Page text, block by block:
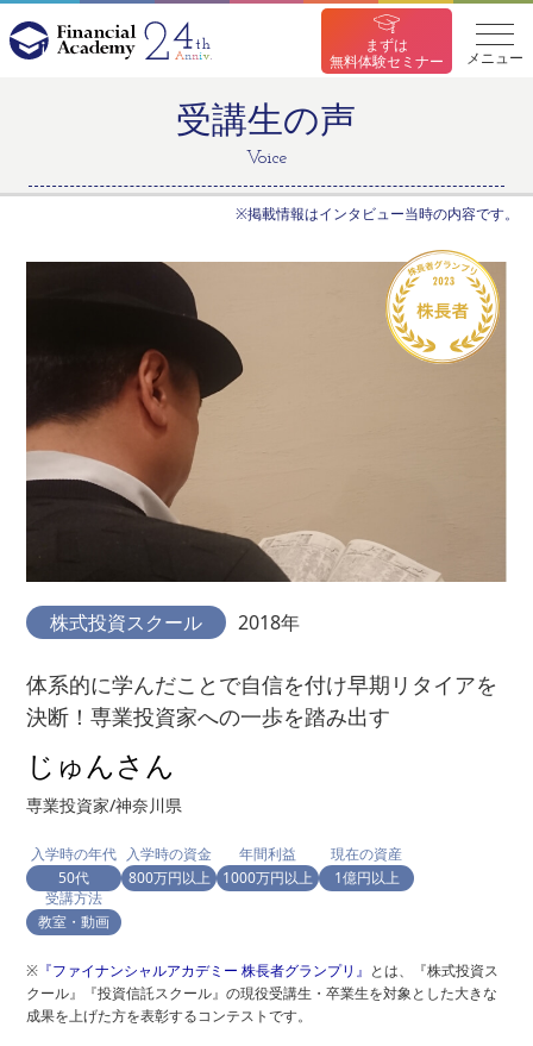
まずは
無料体験セミナー
メニュー
受講生の声
Voice
※掲載情報はインタビュー当時の内容です。
株式投資スクール 2018年
体系的に学んだことで自信を付け早期リタイアを
決断！専業投資家への一歩を踏み出す
じゅんさん
専業投資家/神奈川県
入学時の年代
50代
入学時の資金
800万円以上
年間利益
1000万円以上
現在の資産
1億円以上
受講方法
教室・動画
※ 『ファイナンシャルアカデミー 株長者グランプリ』 とは、『株式投資ス
クール』『投資信託スクール』の現役受講生・卒業生を対象とした大きな
成果を上げた方を表彰するコンテストです。